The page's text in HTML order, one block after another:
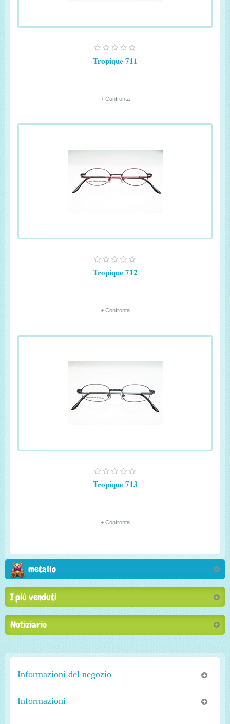
Tropique 711
+ Confronta
Tropique 712
+ Confronta
Tropique 713
+ Confronta
metallo
I più venduti
Notiziario
Informazioni del negozio
Informazioni